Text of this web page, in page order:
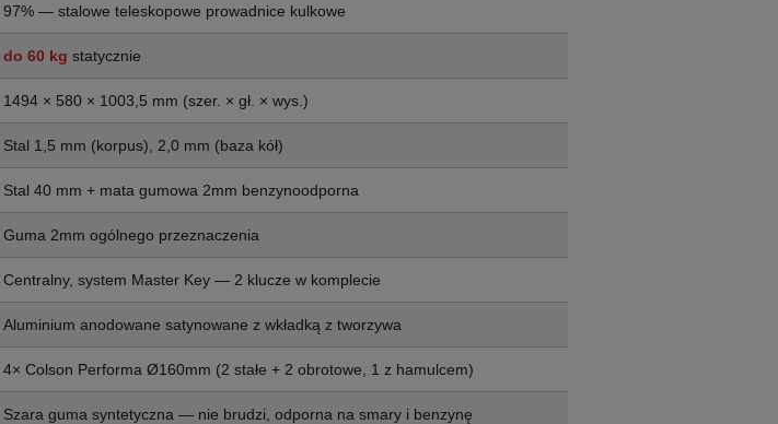
97% — stalowe teleskopowe prowadnice kulkowe
do 60 kg statycznie
1494 × 580 × 1003,5 mm (szer. × gł. × wys.)
Stal 1,5 mm (korpus), 2,0 mm (baza kół)
Stal 40 mm + mata gumowa 2mm benzynoodporna
Guma 2mm ogólnego przeznaczenia
Centralny, system Master Key — 2 klucze w komplecie
Aluminium anodowane satynowane z wkładką z tworzywa
4× Colson Performa Ø160mm (2 stałe + 2 obrotowe, 1 z hamulcem)
Szara guma syntetyczna — nie brudzi, odporna na smary i benzynę